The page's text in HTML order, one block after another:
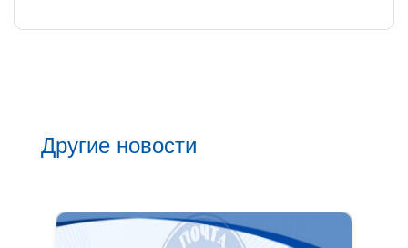
Другие новости